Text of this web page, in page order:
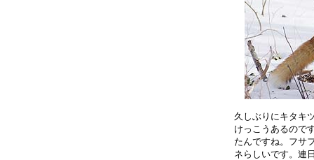
久しぶりにキタキ
けっこうあるので
たんですね。フサ
ネらしいです。連